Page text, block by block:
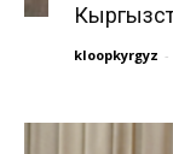
kloopkyrgyz -